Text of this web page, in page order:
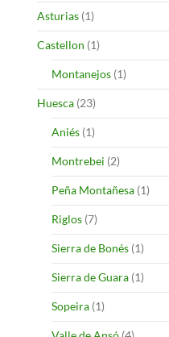
Asturias (1)
Castellon (1)
Montanejos (1)
Huesca (23)
Aniés (1)
Montrebei (2)
Peña Montañesa (1)
Riglos (7)
Sierra de Bonés (1)
Sierra de Guara (1)
Sopeira (1)